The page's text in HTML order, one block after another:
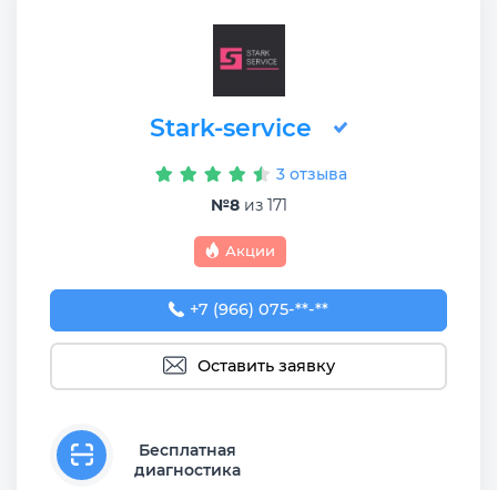
Stark-service
3 отзыва
№8из 171
Акции
+7 (966) 075-75-70
+7 (966) 075-**-**
Оставить заявку
Бесплатная
диагностика